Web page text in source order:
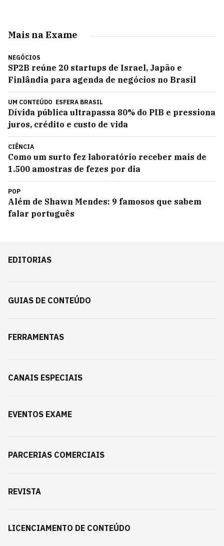
Mais na Exame
NEGÓCIOS
SP2B reúne 20 startups de Israel, Japão e
Finlândia para agenda de negócios no Brasil
UM CONTEÚDO ESFERA BRASIL
Dívida pública ultrapassa 80% do PIB e pressiona
juros, crédito e custo de vida
CIÊNCIA
Como um surto fez laboratório receber mais de
1.500 amostras de fezes por dia
POP
Além de Shawn Mendes: 9 famosos que sabem
falar português
EDITORIAS
GUIAS DE CONTEÚDO
FERRAMENTAS
CANAIS ESPECIAIS
EVENTOS EXAME
PARCERIAS COMERCIAIS
REVISTA
LICENCIAMENTO DE CONTEÚDO